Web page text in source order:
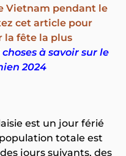
Vietnam pendant le
cet article pour
la fête la plus
choses à savoir sur le
2024
est un jour férié
totale est
jours suivants, des